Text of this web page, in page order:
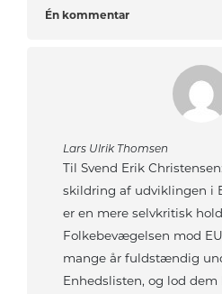
Én kommentar
Lars Ulrik Thomsen
Til Svend Erik
skildring af udviklingen i
er en mere selvkritisk
Folkebevægelsen mod
mange år fuldstændig
Enhedslisten, og lod